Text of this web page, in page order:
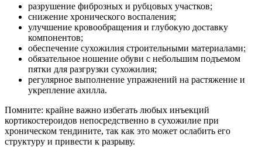
разрушение фиброзных и рубцовых участков;
снижение хронического воспаления;
улучшение кровообращения и глубокую доставку
компонентов;
обеспечение сухожилия строительными материалами;
обязательное ношение обуви с небольшим подъемом
пятки для разгрузки сухожилия;
регулярное выполнение упражнений на растяжение и
укрепление ахилла.
Помните: крайне важно избегать любых инъекций
кортикостероидов непосредственно в сухожилие при
хроническом тендините, так как это может ослабить его
структуру и привести к разрыву.